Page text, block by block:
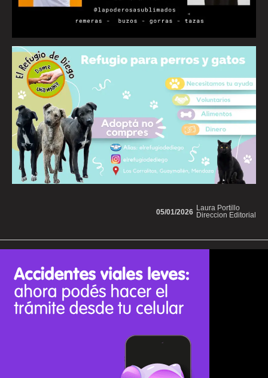
Laura Portillo
Direccion Editorial
05/01/2026